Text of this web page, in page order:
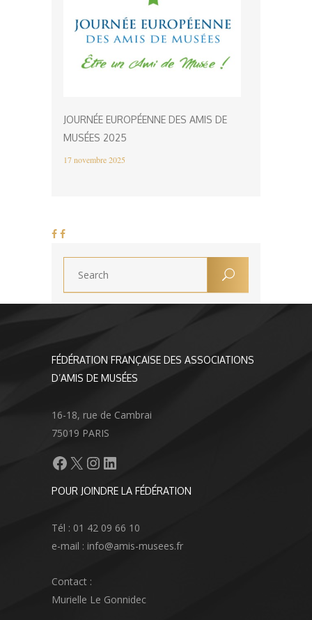
JOURNÉE EUROPÉENNE DES AMIS DE
MUSÉES 2025
17 novembre 2025
FÉDÉRATION FRANÇAISE DES ASSOCIATIONS
D’AMIS DE MUSÉES
16-18, rue de Cambrai
75019 PARIS
Facebook
X Instagram
LinkedIn
POUR JOINDRE LA FÉDÉRATION
Tél : 01 42 09 66 10
e-mail : info@amis-musees.fr
Contact :
Murielle Le Gonnidec